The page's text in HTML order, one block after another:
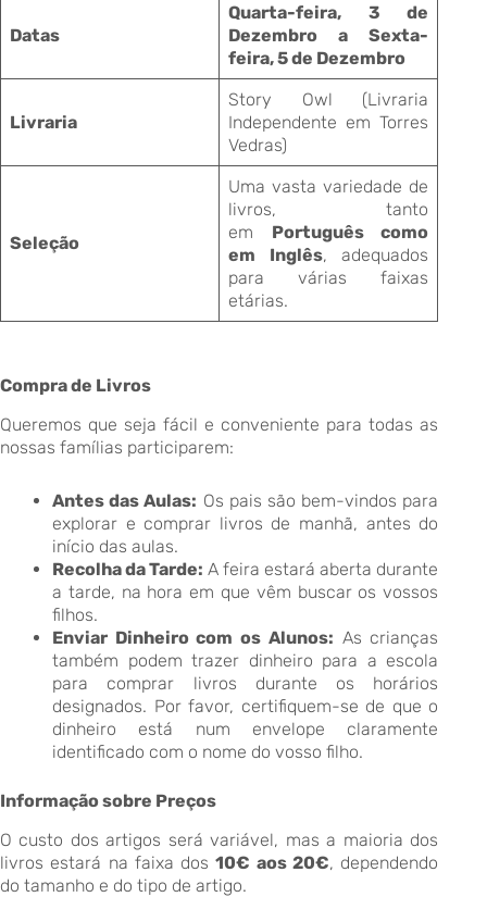
Datas
Quarta-feira, 3 de
Dezembro a Sexta-
feira, 5 de Dezembro
Livraria
Story Owl (Livraria
Independente em Torres
Vedras)
Seleção
Uma vasta variedade de
livros, tanto
em Português como
em Inglês, adequados
para várias faixas
etárias.
Compra de Livros
Queremos que seja fácil e conveniente para todas as
nossas famílias participarem:
Antes das Aulas: Os pais são bem-vindos para
explorar e comprar livros de manhã, antes do
início das aulas.
Recolha da Tarde: A feira estará aberta durante
a tarde, na hora em que vêm buscar os vossos
filhos.
Enviar Dinheiro com os Alunos: As crianças
também podem trazer dinheiro para a escola
para comprar livros durante os horários
designados. Por favor, certifiquem-se de que o
dinheiro está num envelope claramente
identificado com o nome do vosso filho.
Informação sobre Preços
O custo dos artigos será variável, mas a maioria dos
livros estará na faixa dos10€ aos 20€, dependendo
do tamanho e do tipo de artigo.